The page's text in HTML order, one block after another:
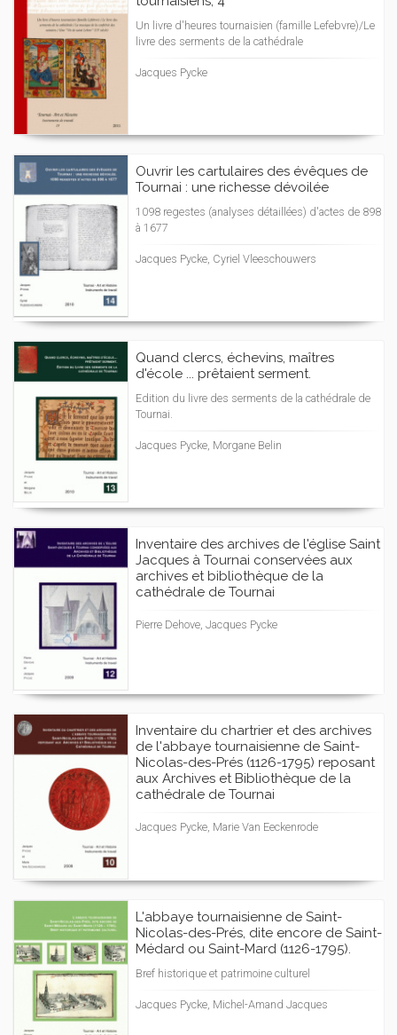
Un livre d'heures tournaisien (famille Lefebvre)/Le
livre des serments de la cathédrale
Jacques Pycke
Ouvrir les cartulaires des évêques de
Tournai : une richesse dévoilée
1098 regestes (analyses détaillées) d'actes de 898
à 1677
Jacques Pycke, Cyriel Vleeschouwers
Quand clercs, échevins, maîtres
d'école ... prêtaient serment.
Edition du livre des serments de la cathédrale de
Tournai.
Jacques Pycke, Morgane Belin
Inventaire des archives de l'église Saint
Jacques à Tournai conservées aux
archives et bibliothèque de la
cathédrale de Tournai
Pierre Dehove, Jacques Pycke
Inventaire du chartrier et des archives
de l'abbaye tournaisienne de Saint-
Nicolas-des-Prés (1126-1795) reposant
aux Archives et Bibliothèque de la
cathédrale de Tournai
Jacques Pycke, Marie Van Eeckenrode
L'abbaye tournaisienne de Saint-
Nicolas-des-Prés, dite encore de Saint-
Médard ou Saint-Mard (1126-1795).
Bref historique et patrimoine culturel
Jacques Pycke, Michel-Amand Jacques